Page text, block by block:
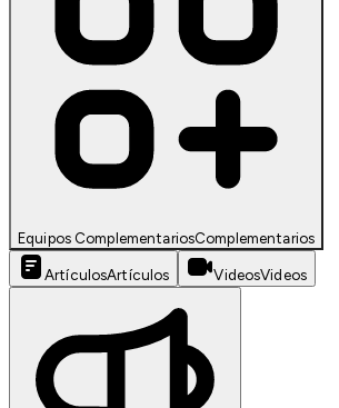
Equipos ComplementariosComplementarios
ArtículosArtículos VideosVideos